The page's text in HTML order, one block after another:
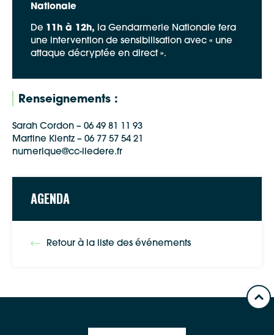
AGENDA
Retour à la liste des événements
Nationale
De 11h à 12h, la Gendarmerie Nationale fera
une intervention de sensibilisation avec « une
attaque décryptée en direct ».
Renseignements :
Sarah Cordon – 06 49 81 11 93
Martine Kientz – 06 77 57 54 21
numerique@cc-iledere.fr
Google Maps